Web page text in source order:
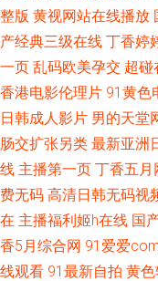
在线97 91免费视频在线
放 户外露出在线免费观看
区 日韩爱爱二区 不卡视频
视频资源站 91国产性交在
资源av 福利成人午夜精品
视频 91传媒免费网站 女人
整版 黄视网站在线播放
产经典三级在线 丁香婷
一页 乱码欧美孕交 超碰
香港电影伦理片 91黄色
日韩成人影片 男的天堂
肠交扩张另类 最新亚洲
线 主播第一页 丁香五月
费无码 高清日韩无码视
在 主播福利姬h在线 国
香5月综合网 91爱爱com
线观看 91最新自拍 黄色